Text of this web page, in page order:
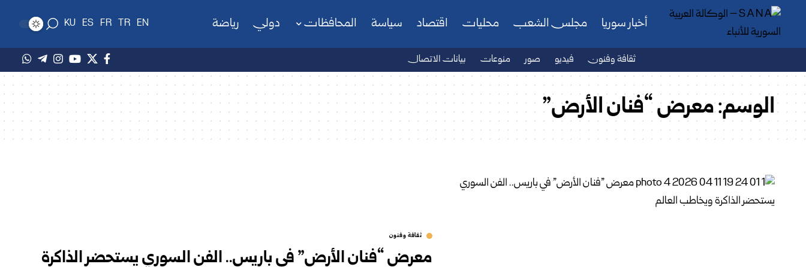
أخبار سوريا مجلس الشعب محليات اقتصاد سياسة المحافظات دولي رياضة EN
TR
FR
ES
KU
ثقافة وفنون فيديو صور منوعات بيانات الاتصال
الوسم:معرض “فنان الأرض”
ثقافة وفنون
معرض “فنان الأرض” في باريس.. الفن السوري يستحضر الذاكرة